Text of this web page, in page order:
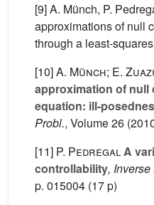
[9] A. Münch, P.
approximations of null
through a least-
[10]A. Münch; E.
approximation of null
equation: ill-
Probl., Volume 26
[11] P. PedregalA
controllability, Inverse
p. 015004 (17 p)